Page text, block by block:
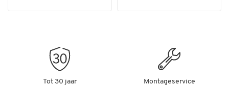
Tot 30 jaar
Montageservice